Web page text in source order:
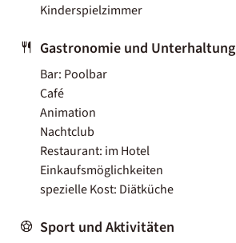
Kinderspielzimmer
Gastronomie und Unterhaltung
Bar: Poolbar
Café
Animation
Nachtclub
Restaurant: im Hotel
Einkaufsmöglichkeiten
spezielle Kost: Diätküche
Sport und Aktivitäten